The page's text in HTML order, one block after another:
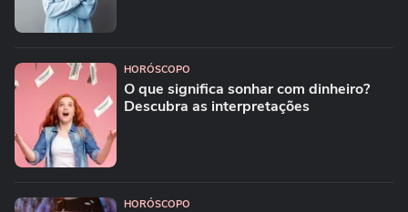
HORÓSCOPO
O que significa sonhar com dinheiro?
Descubra as interpretações
HORÓSCOPO